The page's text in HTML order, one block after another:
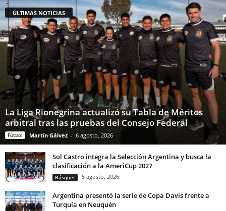
ÚLTIMAS NOTICIAS
La Liga Rionegrina actualizó su Tabla de Méritos
arbitral tras las pruebas del Consejo Federal
Fútbol Martín Gálvez - 6 agosto, 2026
Sol Castro integra la Selección Argentina y busca la
clasificación a la AmeriCup 2027
Básquet 5 agosto, 2026
Argentina presentó la serie de Copa Davis frente a
Turquía en Neuquén